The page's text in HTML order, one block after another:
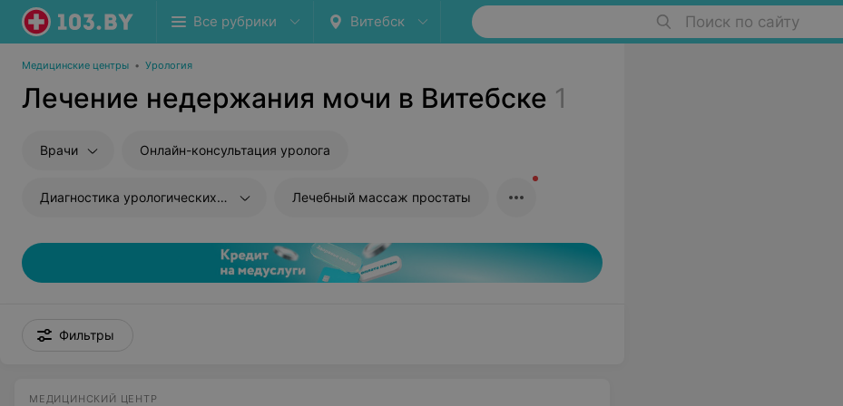
Все рубрики Витебск Поиск по сайту
Медицинские центры • Урология
Лечение недержания мочи в Витебске 1
Врачи Онлайн-консультация уролога
Диагностика урологических заболеваний Лечебный массаж простаты
Фильтры
МЕДИЦИНСКИЙ ЦЕНТР